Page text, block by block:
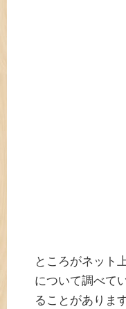
ところがネット
について調べて
ることがあります